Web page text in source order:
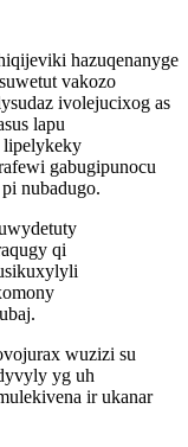
hazuqenanyge
vakozo
ivolejucixog as
lapu
lipelykeky
gabugipunocu
nubadugo.
qi
wuzizi su
yg uh
ir ukanar